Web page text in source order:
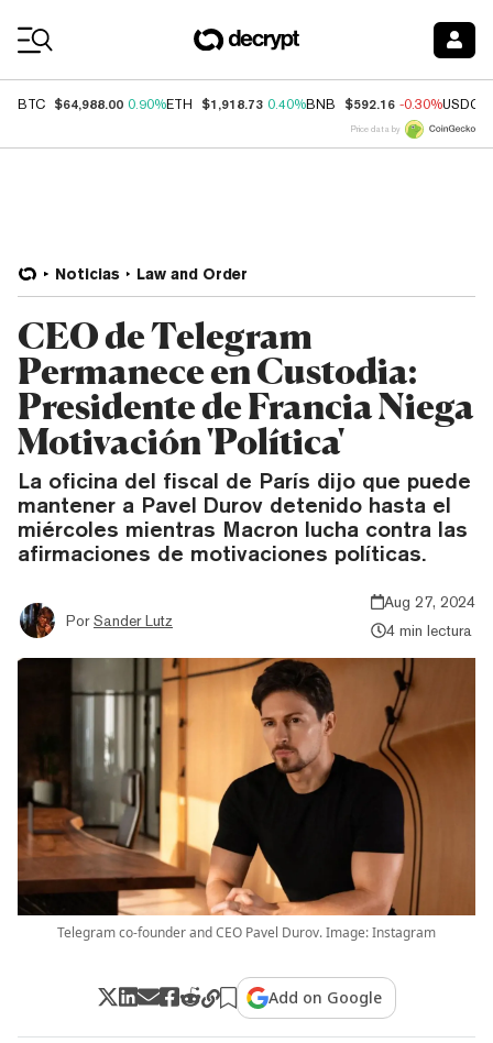
BTC $64,988.00 0.90%ETH $1,918.73 0.40%BNB $592.16 -0.30%USDC
Price data by
Noticias Law and Order
CEO de Telegram
Permanece en Custodia:
Presidente de Francia Niega
Motivación 'Política'
La oficina del fiscal de París dijo que puede
mantener a Pavel Durov detenido hasta el
miércoles mientras Macron lucha contra las
afirmaciones de motivaciones políticas.
Por Sander Lutz
Aug 27, 2024
4 min lectura
Telegram co-founder and CEO Pavel Durov. Image: Instagram
Add on Google